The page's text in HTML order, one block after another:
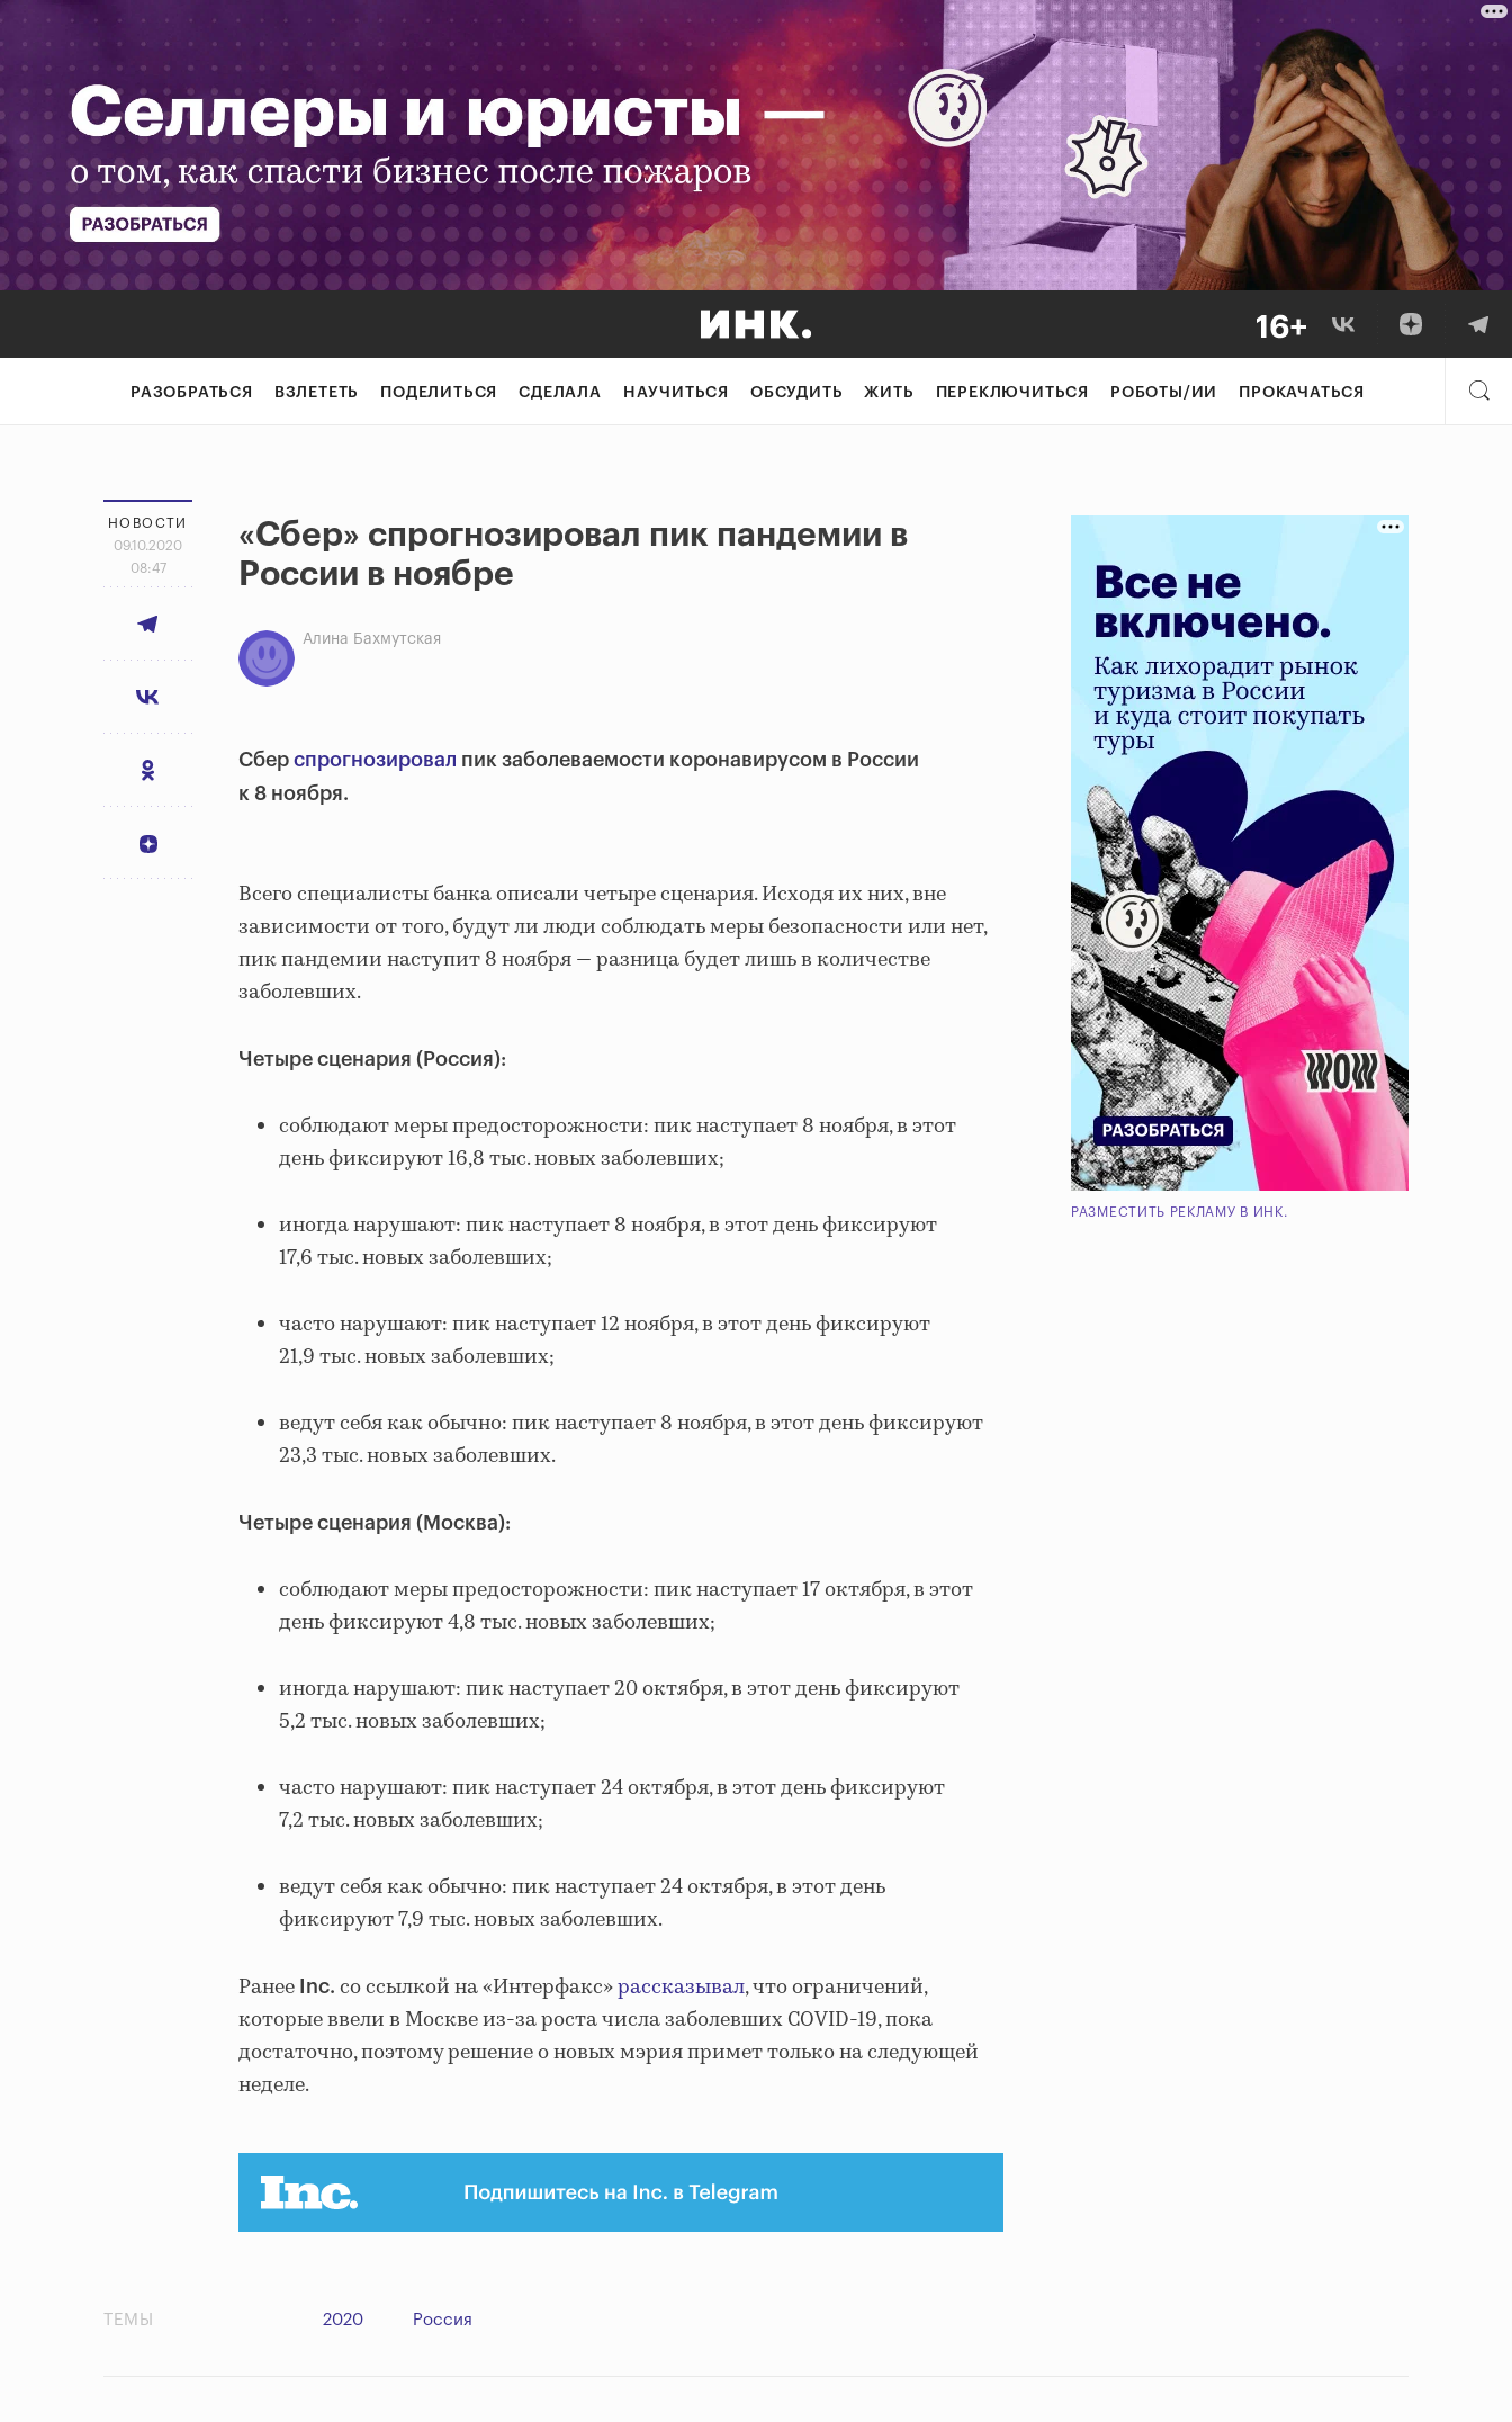
РАЗОБРАТЬСЯ ВЗЛЕТЕТЬ ПОДЕЛИТЬСЯ СДЕЛАЛА НАУЧИТЬСЯ ОБСУДИТЬ ЖИТЬ ПЕРЕКЛЮЧИТЬСЯ РОБОТЫ/ИИ ПРОКАЧАТЬСЯ
НОВОСТИ
09.10.2020
08:47
«Сбер» спрогнозировал пик пандемии в
России в ноябре
Алина Бахмутская
Сбер спрогнозировал пик заболеваемости коронавирусом в России
к 8 ноября.
Всего специалисты банка описали четыре сценария. Исходя их них, вне
зависимости от того, будут ли люди соблюдать меры безопасности или нет,
пик пандемии наступит 8 ноября — разница будет лишь в количестве
заболевших.
Четыре сценария (Россия):
соблюдают меры предосторожности: пик наступает 8 ноября, в этот
день фиксируют 16,8 тыс. новых заболевших;
иногда нарушают: пик наступает 8 ноября, в этот день фиксируют
17,6 тыс. новых заболевших;
часто нарушают: пик наступает 12 ноября, в этот день фиксируют
21,9 тыс. новых заболевших;
ведут себя как обычно: пик наступает 8 ноября, в этот день фиксируют
23,3 тыс. новых заболевших.
Четыре сценария (Москва):
соблюдают меры предосторожности: пик наступает 17 октября, в этот
день фиксируют 4,8 тыс. новых заболевших;
иногда нарушают: пик наступает 20 октября, в этот день фиксируют
5,2 тыс. новых заболевших;
часто нарушают: пик наступает 24 октября, в этот день фиксируют
7,2 тыс. новых заболевших;
ведут себя как обычно: пик наступает 24 октября, в этот день
фиксируют 7,9 тыс. новых заболевших.
Ранее Inc. со ссылкой на «Интерфакс»рассказывал, что ограничений,
которые ввели в Москве из-за роста числа заболевших COVID-19, пока
достаточно, поэтому решение о новых мэрия примет только на следующей
неделе.
РАЗМЕСТИТЬ РЕКЛАМУ В ИНК.
ТЕМЫ 2020 Россия